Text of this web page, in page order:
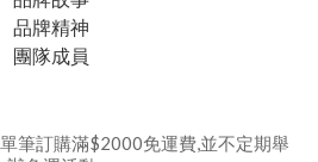
品牌精神
團隊成員
筆訂購滿$2000免運費,並不定期舉